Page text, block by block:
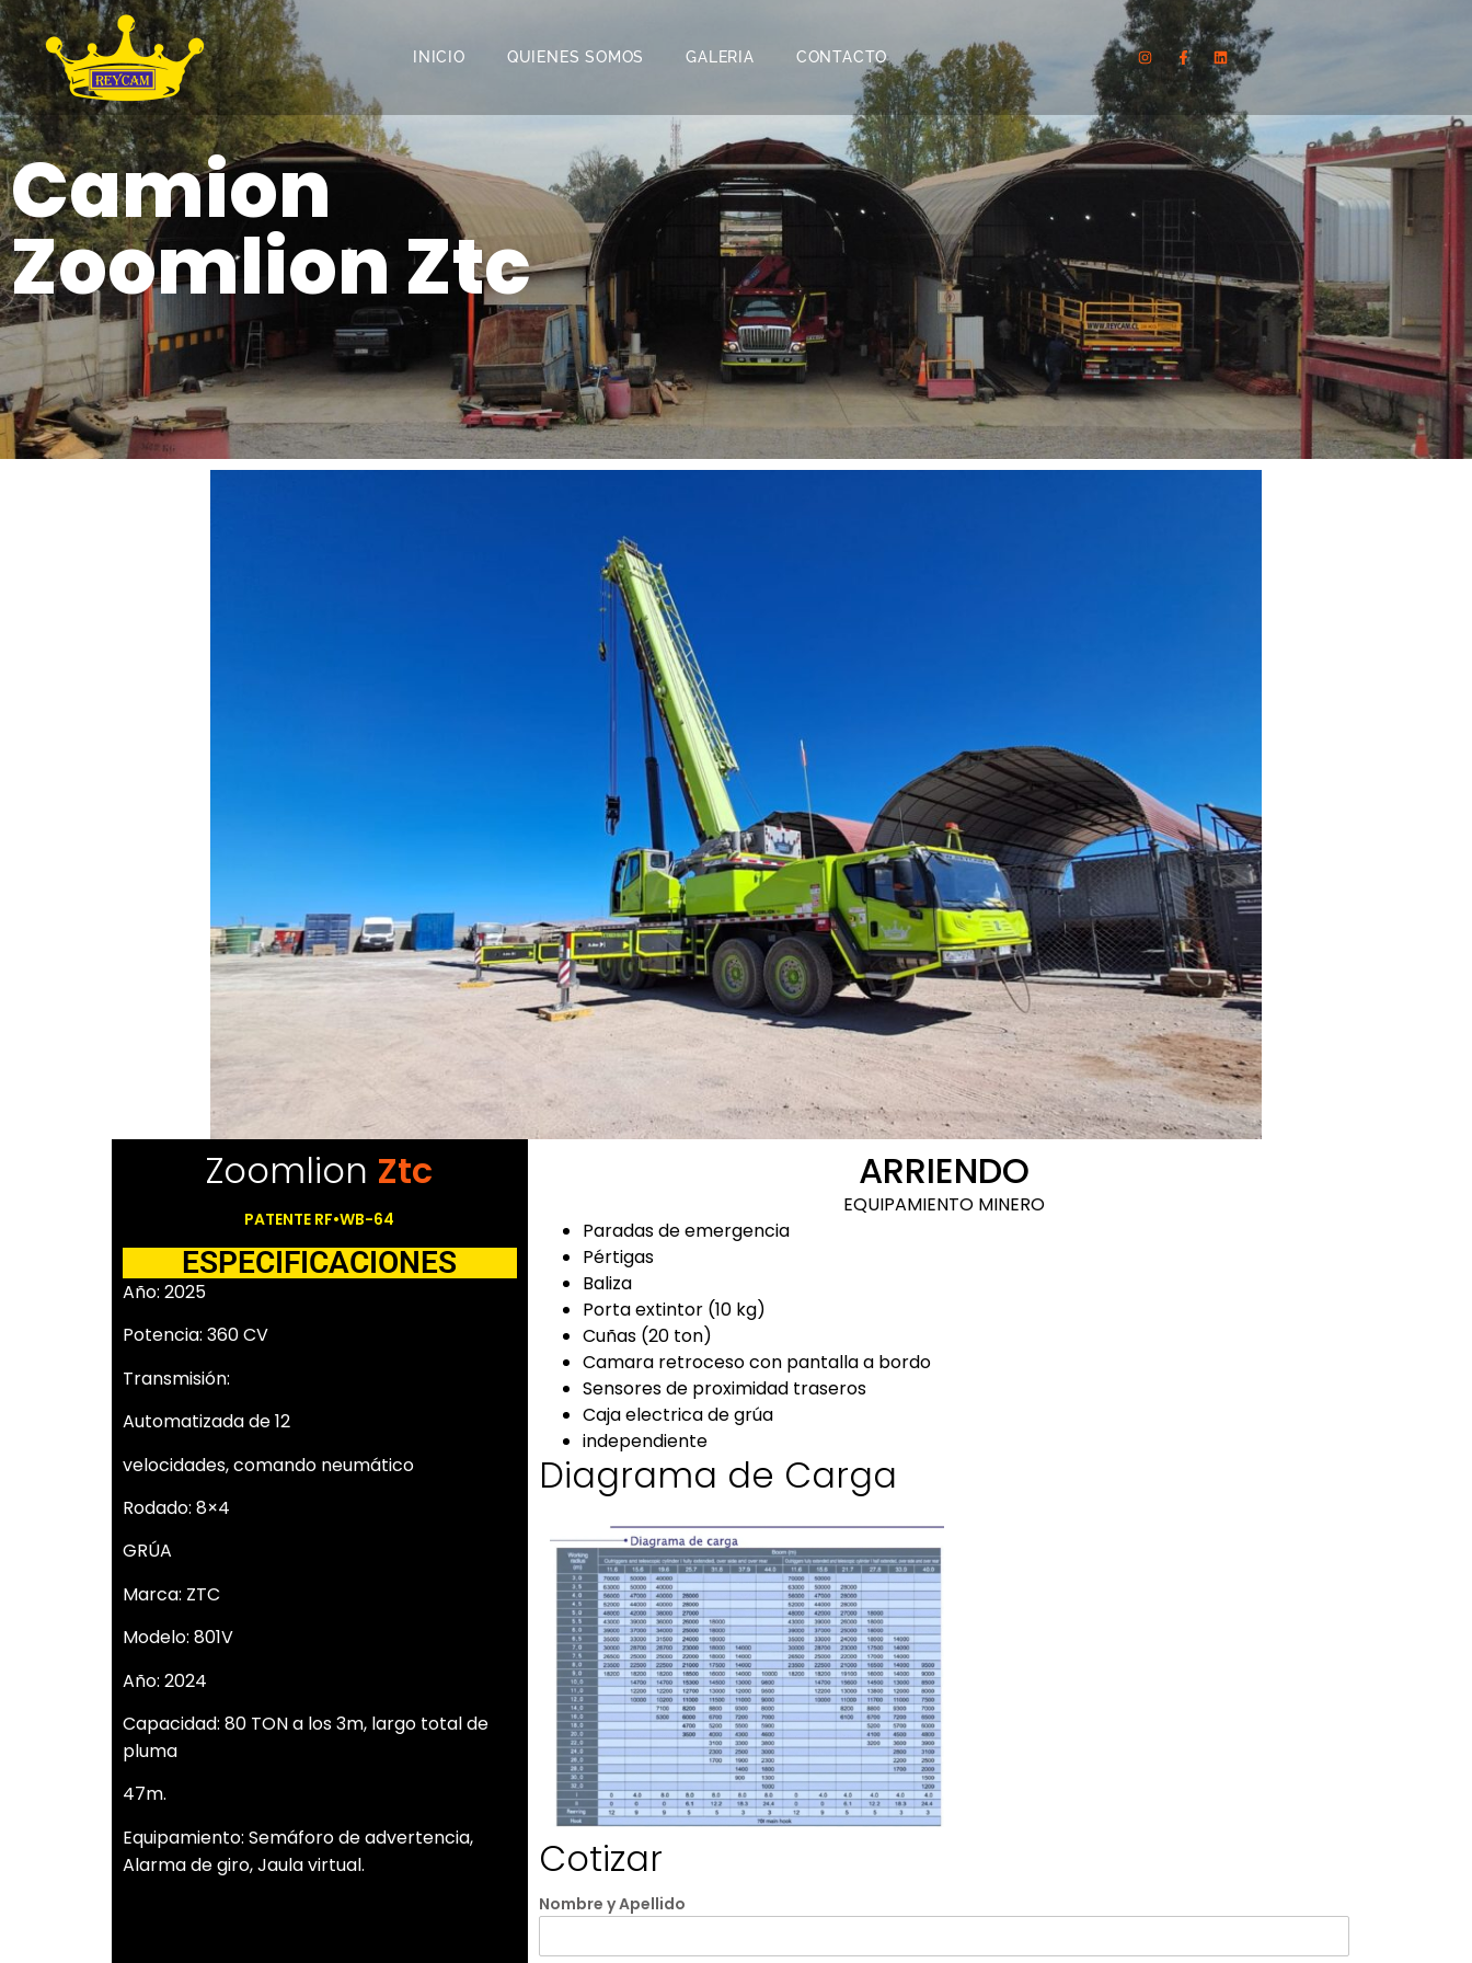
INICIO QUIENES SOMOS GALERIA CONTACTO
Camion
Zoomlion Ztc
Zoomlion Ztc
PATENTE RF•WB-64
ESPECIFICACIONES
Año: 2025
Potencia: 360 CV
Transmisión:
Automatizada de 12
velocidades, comando neumático
Rodado: 8×4
GRÚA
Marca: ZTC
Modelo: 801V
Año: 2024
Capacidad: 80 TON a los 3m, largo total de
pluma
47m.
Equipamiento: Semáforo de advertencia,
Alarma de giro, Jaula virtual.
ARRIENDO
EQUIPAMIENTO MINERO
Paradas de emergencia
Pértigas
Baliza
Porta extintor (10 kg)
Cuñas (20 ton)
Camara retroceso con pantalla a bordo
Sensores de proximidad traseros
Caja electrica de grúa
independiente
Diagrama de Carga
Cotizar
Nombre y Apellido